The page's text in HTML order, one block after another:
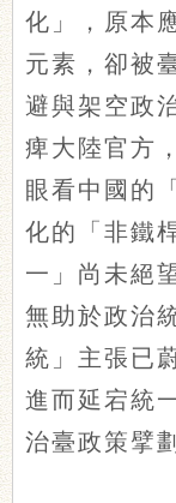
化」，原本
元素，卻被
避與架空政
痺大陸官方
眼看中國的
化的「非鐵
一」尚未絕
無助於政治
統」主張已
進而延宕統
治臺政策擘